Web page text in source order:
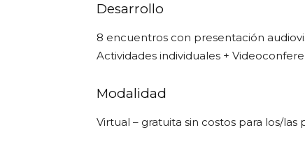
Desarrollo
8 encuentros con presentación
Actividades individuales +
Modalidad
Virtual – gratuita sin costos para los/las